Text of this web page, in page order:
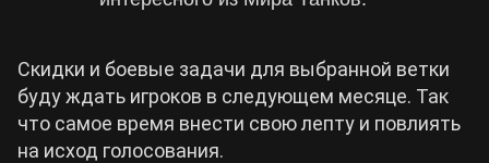
Скидки и боевые задачи для выбранной ветки
буду ждать игроков в следующем месяце. Так
что самое время внести свою лепту и повлиять
на исход голосования.